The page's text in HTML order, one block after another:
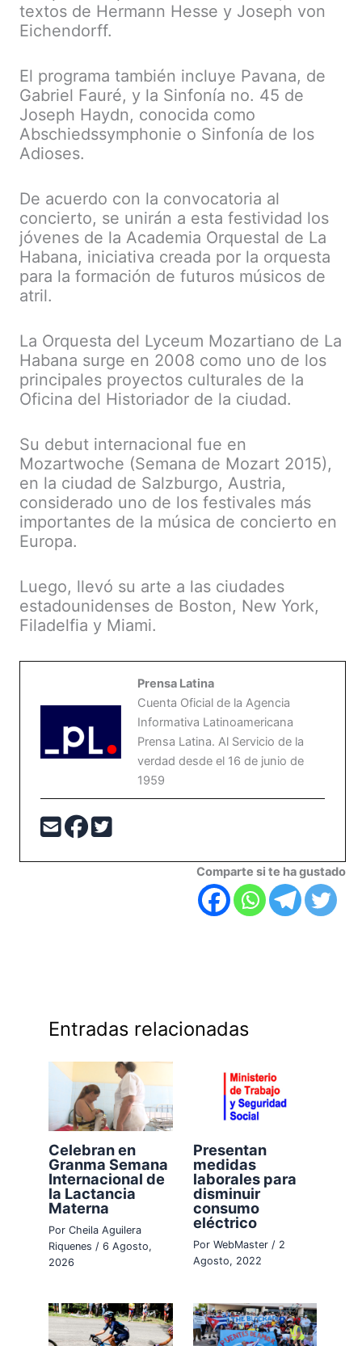
textos de Hermann Hesse y Joseph von
Eichendorff.
El programa también incluye Pavana, de
Gabriel Fauré, y la Sinfonía no. 45 de
Joseph Haydn, conocida como
Abschiedssymphonie o Sinfonía de los
Adioses.
De acuerdo con la convocatoria al
concierto, se unirán a esta festividad los
jóvenes de la Academia Orquestal de La
Habana, iniciativa creada por la orquesta
para la formación de futuros músicos de
atril.
La Orquesta del Lyceum Mozartiano de La
Habana surge en 2008 como uno de los
principales proyectos culturales de la
Oficina del Historiador de la ciudad.
Su debut internacional fue en
Mozartwoche (Semana de Mozart 2015),
en la ciudad de Salzburgo, Austria,
considerado uno de los festivales más
importantes de la música de concierto en
Europa.
Luego, llevó su arte a las ciudades
estadounidenses de Boston, New York,
Filadelfia y Miami.
Prensa Latina
Cuenta Oficial de la Agencia
Informativa Latinoamericana
Prensa Latina. Al Servicio de la
verdad desde el 16 de junio de
1959
Comparte si te ha gustado
Entradas relacionadas
Celebran en
Granma Semana
Internacional de
la Lactancia
Materna
PorCheila Aguilera
Riquenes/6 Agosto,
2026
Presentan
medidas
laborales para
disminuir
consumo
eléctrico
Por WebMaster / 2
Agosto, 2022